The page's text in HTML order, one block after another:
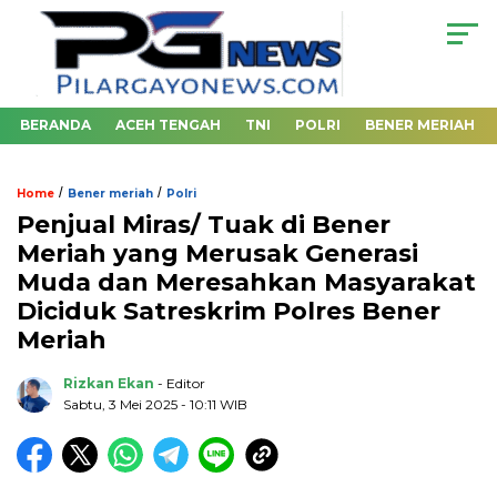
BERANDA ACEH TENGAH TNI POLRI BENER MERIAH
Home / Bener meriah / Polri
Penjual Miras/ Tuak di Bener
Meriah yang Merusak Generasi
Muda dan Meresahkan Masyarakat
Diciduk Satreskrim Polres Bener
Meriah
Rizkan Ekan - Editor
Sabtu, 3 Mei 2025 - 10:11 WIB